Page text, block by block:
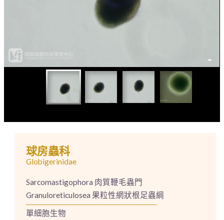
球房蟲科
Globigerinidae
Sarcomastigophora 肉質鞭毛蟲門
Granuloreticulosea 果粒性網狀根足蟲綱
單細胞生物